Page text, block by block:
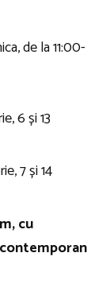
de la 11:00-
6 și 13
7 și 14
cu